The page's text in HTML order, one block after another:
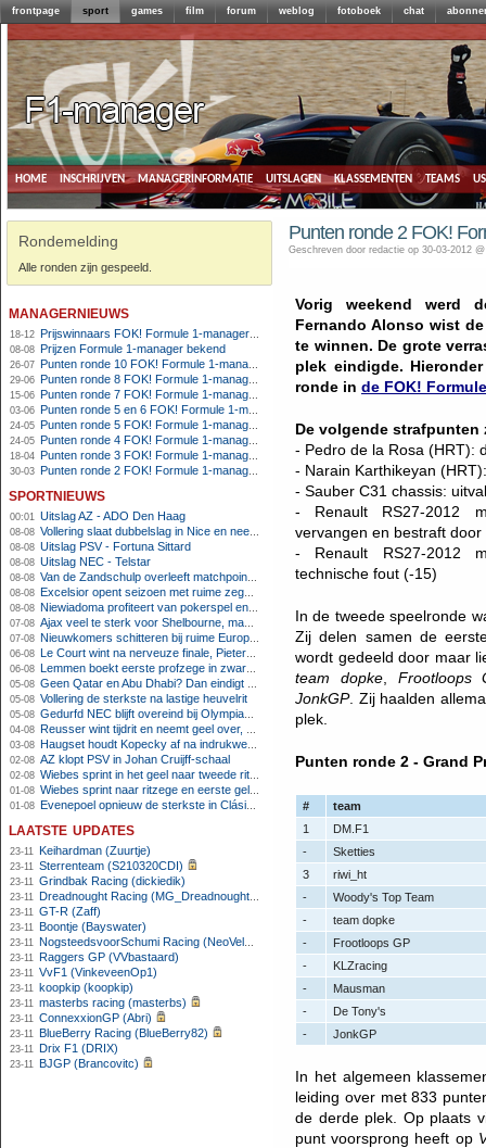
frontpage sport games film forum weblog fotoboek chat
home inschrijven managerinformatie uitslagen klassementen teams
Rondemelding
Alle ronden zijn gespeeld.
managernieuws
18-12 Prijswinnaars FOK! Formule 1-manager 2012
08-08 Prijzen Formule 1-manager bekend
26-07 Punten ronde 10 FOK! Formule 1-manager 2012
29-06 Punten ronde 8 FOK! Formule 1-manager 2012
15-06 Punten ronde 7 FOK! Formule 1-manager 2012
03-06 Punten ronde 5 en 6 FOK! Formule 1-manager 2012
24-05 Punten ronde 5 FOK! Formule 1-manager 2012
24-05 Punten ronde 4 FOK! Formule 1-manager 2012
18-04 Punten ronde 3 FOK! Formule 1-manager 2012
30-03 Punten ronde 2 FOK! Formule 1-manager 2012
sportnieuws
00:01 Uitslag AZ - ADO Den Haag
08-08 Vollering slaat dubbelslag in Nice en neemt geel over
08-08 Uitslag PSV - Fortuna Sittard
08-08 Uitslag NEC - Telstar
08-08 Van de Zandschulp overleeft matchpoints, ook Griekspoor verder in Montreal
08-08 Excelsior opent seizoen met ruime zege op promovendus Cambuur
08-08 Niewiadoma profiteert van pokerspel en grijpt geel op Ventoux
07-08 Ajax veel te sterk voor Shelbourne, maar houdt schade beperkt
07-08 Nieuwkomers schitteren bij ruime Europese zege FC Twente
06-08 Le Court wint na nerveuze finale, Pieterse derde
06-08 Lemmen boekt eerste profzege in zware Ronde van Polen-rit
05-08 Geen Qatar en Abu Dhabi? Dan eindigt Formule 1-seizoen mogelijk in Europa
05-08 Vollering de sterkste na lastige heuvelrit
05-08 Gedurfd NEC blijft overeind bij Olympiakos
04-08 Reusser wint tijdrit en neemt geel over, Nooijen knap tweede
03-08 Haugset houdt Kopecky af na indrukwekkende solo van 86 kilometer
02-08 AZ klopt PSV in Johan Cruijff-schaal
02-08 Wiebes sprint in het geel naar tweede ritzege
01-08 Wiebes sprint naar ritzege en eerste gele trui in Tour Femmes
01-08 Evenepoel opnieuw de sterkste in Clásica San Sebastián
laatste updates
23-11 Keihardman (Zuurtje)
23-11 Sterrenteam (S210320CDI)
23-11 Grindbak Racing (dickiedik)
23-11 Dreadnought Racing (MG_Dreadnought)
23-11 GT-R (Zaff)
23-11 Boontje (Bayswater)
23-11 NogsteedsvoorSchumi Racing (NeoVeloci)
23-11 Raggers GP (VVbastaard)
23-11 VvF1 (VinkeveenOp1)
23-11 koopkip (koopkip)
23-11 masterbs racing (masterbs)
23-11 ConnexxionGP (Abri)
23-11 BlueBerry Racing (BlueBerry82)
23-11 Drix F1 (DRIX)
23-11 BJGP (Brancovitc)
Punten ronde 2 FOK!
Geschreven door redactie op 30-03-2012
Vorig weekend werd
Fernando Alonso wist
te winnen. De grote
plek eindigde.
ronde in de FOK!
De volgende
- Pedro de la Rosa (HRT):
- Narain Karthikeyan
- Sauber C31 chassis:
- Renault RS27-2012
vervangen en bestraft
- Renault RS27-2012
technische fout (-15)
In de tweede speelronde
Zij delen samen de
wordt gedeeld door maar
team dopke, Frootloops
JonkGP. Zij haalden
plek.
Punten ronde 2 - Grand
#
team
1
DM.F1
-
Sketties
3
riwi_ht
-
Woody's Top Team
-
team dopke
-
Frootloops GP
-
KLZracing
-
Mausman
-
De Tony's
-
JonkGP
In het algemeen
leiding over met 833
de derde plek. Op plaats
punt voorsprong heeft op